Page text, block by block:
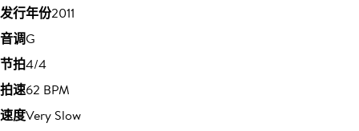
发行年份2011
音调G
节拍4/4
拍速62 BPM
速度Very Slow